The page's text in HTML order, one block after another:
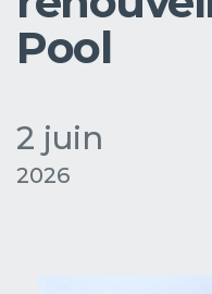
Pool
2 juin
2026